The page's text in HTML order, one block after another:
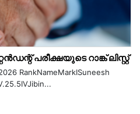
പരീക്ഷയുടെ റാങ്ക് ലിസ്റ്റ്
RankNameMarkISuneesh